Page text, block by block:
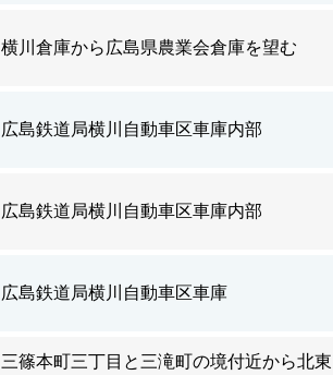
横川倉庫から広島県農業会倉庫を望む
広島鉄道局横川自動車区車庫内部
広島鉄道局横川自動車区車庫内部
広島鉄道局横川自動車区車庫
三篠本町三丁目と三滝町の境付近から北東